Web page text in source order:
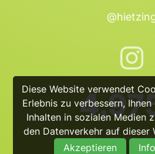
Diese Website verwendet
Erlebnis zu verbessern,
Inhalten in sozialen Medien
den Datenverkehr auf dieser
Akzeptieren